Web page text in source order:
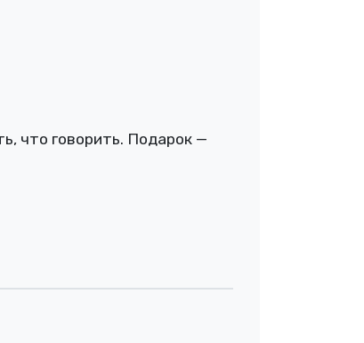
что говорить. Подарок —